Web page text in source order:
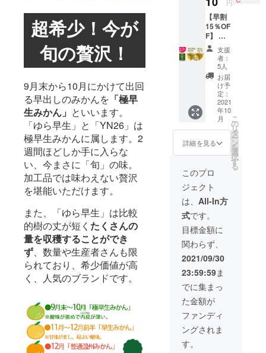
超希少！今が
旬の贅沢！
9月末から10月にかけて出回
る早出しのみかんを 「極早
生みかん」 といいます。
「ゆら早生」と「YN26」は
極早生みかんに属します。2
週間ほどしか手に入らな
い、今まさに「旬」の味。
加工品では味わえない贅沢
を堪能いただけます。
また、「ゆら早生」は比較
的樹の丈が短く たくさんの
量を収穫することができ
ず、数量や生産者さんも限
られており、希少価値が高
く、人気のブランドです。
ば2週間
ほどに
なりま
すが、
生もの
ですの
でお早
めにお
召あが
りくだ
さい。
年は9月
25日頃
から収
穫 ※ス
ケ
ジュー
ルは気
候条件
により
多少前
後しま
す。 <
賞味期
限> 保
存状況
ます。
存なら
ば2週間
ほどに
なりま
すが、
生もの
ですの
でお早
召あが
りくだ
さい。
円(税込)
※沖縄、
北海道
へは別
途「北
海道・
沖縄追
加送
料」の
リター
ンをお
申込み
くださ
い。 ※
浅く傷
んが含
まれて
いる事
があり
ます。
<お届け
につい
て> Ｙ
Ｎ26と
ゆら早
生は発
送時期
が異な
ります
ので、
別便で
のお届
けとな
円
【早割
15％OF
F】 極
早生み
かん食
べ比べ
10kg※
送料込
(本州・
四国・
九州) ・
ゆら早
生(5ｋ
g)×１箱
・
YN26(5
ｋg)×1
箱 ※定
価6,600
円(税込)
※沖縄、
北海道
へは別
途「北
海道・
沖縄追
加送
料」の
リター
ンをお
申込み
くださ
い。 ※
浅く傷
支援
者：
5人
お届
け予
定：
2021
年10
月
詳細を見る
こ
の
リ
タ
ー
ン
を
選
択
す
る
このプロ
ジェクト
は、 All-In方
式です。
目標金額に
関わらず、
2021/09/30
23:59:59ま
でに集まっ
た金額が
ファンディ
ングされま
す。